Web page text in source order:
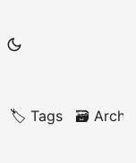
🏷️ Tags 🗃️